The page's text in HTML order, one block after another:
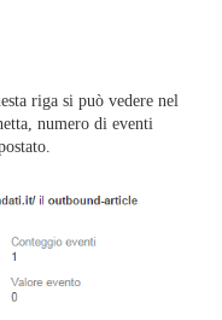
riga si può vedere nel
numero di eventi